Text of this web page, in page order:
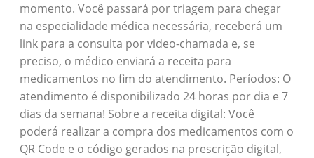
momento. Você passará por triagem para chegar
na especialidade médica necessária, receberá um
link para a consulta por video-chamada e, se
preciso, o médico enviará a receita para
medicamentos no fim do atendimento. Períodos: O
atendimento é disponibilizado 24 horas por dia e 7
dias da semana! Sobre a receita digital: Você
poderá realizar a compra dos medicamentos com o
QR Code e o código gerados na prescrição digital,